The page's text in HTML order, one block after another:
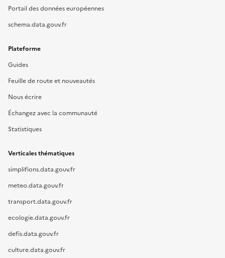
Portail des données européennes
schema.data.gouv.fr
Plateforme
Guides
Feuille de route et nouveautés
Nous écrire
Échangez avec la communauté
Statistiques
Verticales thématiques
simplifions.data.gouv.fr
meteo.data.gouv.fr
transport.data.gouv.fr
ecologie.data.gouv.fr
defis.data.gouv.fr
culture.data.gouv.fr